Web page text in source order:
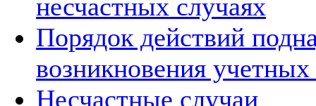
несчастных случаях
Порядок действий
возникновения
Несчастные случаи